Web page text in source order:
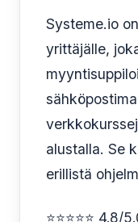
Systeme.io
yrittäjälle,
alustalla. Se
erillistä
⭐⭐⭐⭐⭐ 4.8/